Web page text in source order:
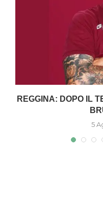
REGGINA: DOPO IL
5